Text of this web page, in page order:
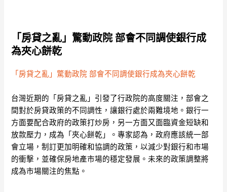
「房貸之亂」驚動政院 部會不同調使銀行成
為夾心餅乾
「房貸之亂」驚動政院 部會不同調使銀行成為夾心餅乾
台灣近期的「房貸之亂」引發了行政院的高度關注，部會之
間對於房貸政策的不同調性，讓銀行處於兩難境地。銀行一
方面要配合政府的政策打炒房，另一方面又面臨資金短缺和
放款壓力，成為「夾心餅乾」。專家認為，政府應該統一部
會立場，制訂更加明確和協調的政策，以減少對銀行和市場
的衝擊，並確保房地產市場的穩定發展。未來的政策調整將
成為市場關注的焦點。